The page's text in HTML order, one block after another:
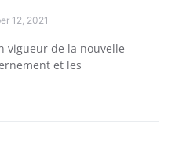
12, 2021
vigueur de la nouvelle
et les